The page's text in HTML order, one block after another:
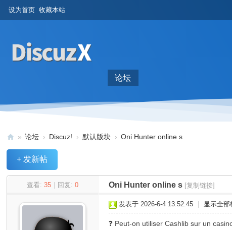
设为首页 收藏本站
论坛
Di
» 论坛 › Discuz! › 默认版块 › Oni Hunter online s
+ 发新帖
查看: 35 回复: 0 Oni Hunter online s [复制链接]
发表于 2026-6-4 13:52:45 显示全部
❓ Peut-on utiliser Cashlib sur un